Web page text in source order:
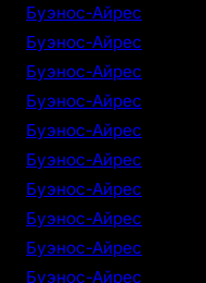
Буэнос-Айрес
Буэнос-Айрес
Буэнос-Айрес
Буэнос-Айрес
Буэнос-Айрес
Буэнос-Айрес
Буэнос-Айрес
Буэнос-Айрес
Буэнос-Айрес
Буэнос-Айрес